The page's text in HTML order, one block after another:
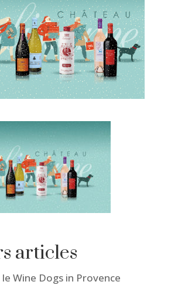
articles
Wine Dogs in Provence